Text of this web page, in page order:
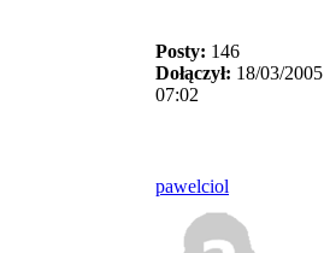
Posty: 146
Dołączył: 18/03/2005
07:02
pawelciol